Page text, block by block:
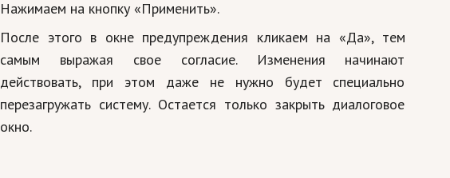
Нажимаем на кнопку «Применить».
После этого в окне предупреждения кликаем на «Да», тем
самым выражая свое согласие. Изменения начинают
действовать, при этом даже не нужно будет специально
перезагружать систему. Остается только закрыть диалоговое
окно.